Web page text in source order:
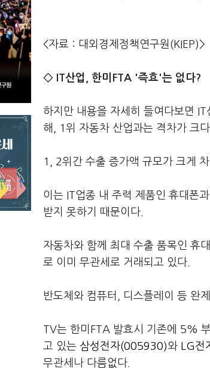
<자료 : 대외경제정책연구원(KIEP)>
◇ IT산업, 한미FTA '즉효'는 없다?
하지만 내용을 자세히 들여다보면
해, 1위 자동차 산업과는 격차가 크
1, 2위간 수출 증가액 규모가 크게
이는 IT업종 내 주력 제품인 휴대폰
받지 못하기 때문이다.
자동차와 함께 최대 수출 품목인 휴
로 이미 무관세로 거래되고 있다.
반도체와 컴퓨터, 디스플레이 등 완
TV는 한미FTA 발효시 기존에 5%
고 있는 삼성전자(005930)와 LG
무관세나 다름없다.